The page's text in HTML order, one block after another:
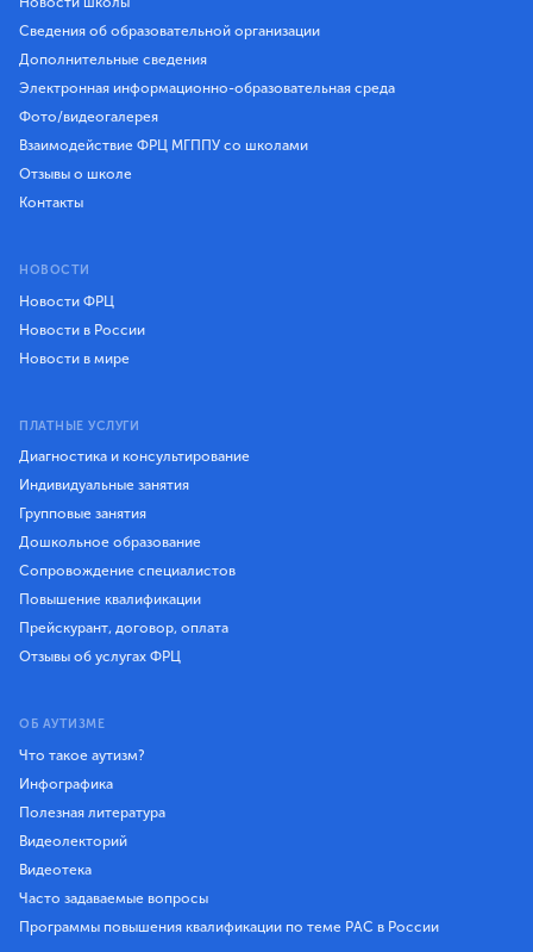
Сведения об образовательной организации
Дополнительные сведения
Электронная информационно-образовательная среда
Фото/видеогалерея
Взаимодействие ФРЦ МГППУ со школами
Отзывы о школе
Контакты
НОВОСТИ
Новости ФРЦ
Новости в России
Новости в мире
ПЛАТНЫЕ УСЛУГИ
Диагностика и консультирование
Индивидуальные занятия
Групповые занятия
Дошкольное образование
Сопровождение специалистов
Повышение квалификации
Прейскурант, договор, оплата
Отзывы об услугах ФРЦ
ОБ АУТИЗМЕ
Что такое аутизм?
Инфографика
Полезная литература
Видеолекторий
Видеотека
Часто задаваемые вопросы
Программы повышения квалификации по теме РАС в России